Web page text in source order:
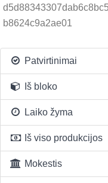
b8624c9a2ae01
Patvirtinimai
Iš bloko
Laiko žyma
Iš viso produkcijos
Mokestis